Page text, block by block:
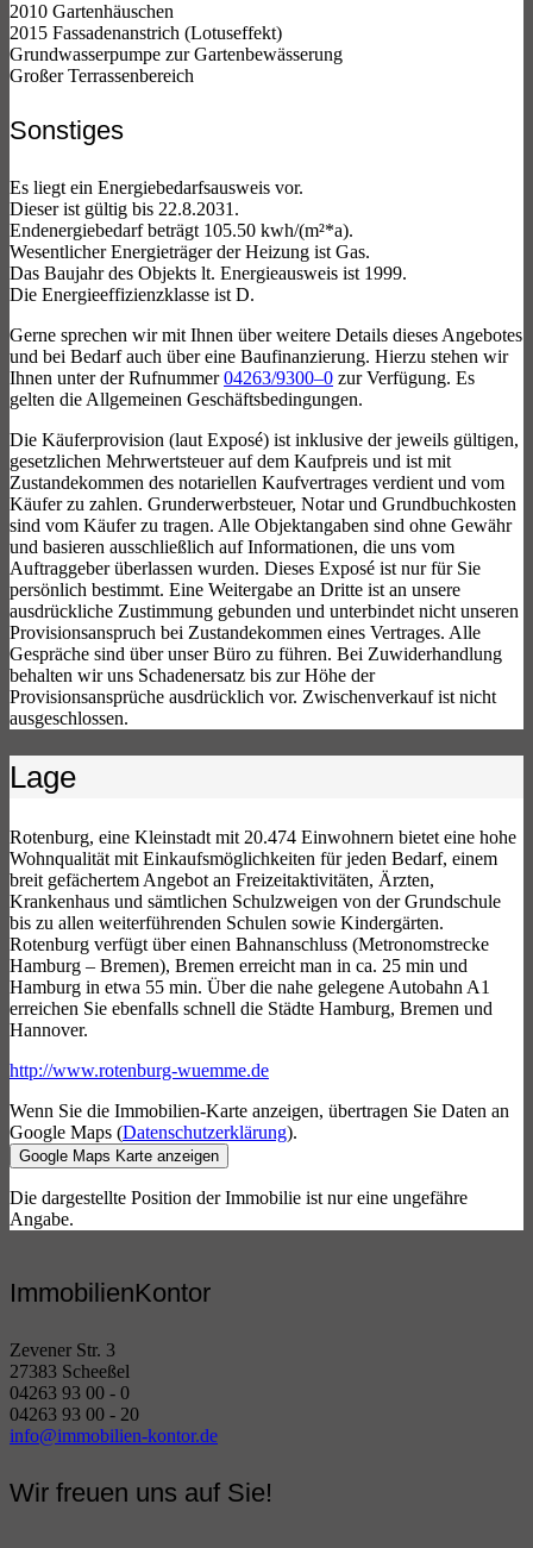
2010 Gartenhäuschen
2015 Fassadenanstrich (Lotuseffekt)
Grundwasserpumpe zur Gartenbewässerung
Großer Terrassenbereich
Sonstiges
Es liegt ein Energiebedarfsausweis vor.
Dieser ist gültig bis 22.8.2031.
Endenergiebedarf beträgt 105.50 kwh/(m²*a).
Wesentlicher Energieträger der Heizung ist Gas.
Das Baujahr des Objekts lt. Energieausweis ist 1999.
Die Energieeffizienzklasse ist D.
Gerne sprechen wir mit Ihnen über weitere Details dieses Angebotes
und bei Bedarf auch über eine Baufinanzierung. Hierzu stehen wir
Ihnen unter der Rufnummer04263/9300–0 zur Verfügung. Es
gelten die Allgemeinen Geschäftsbedingungen.
Die Käuferprovision (laut Exposé) ist inklusive der jeweils gültigen,
gesetzlichen Mehrwertsteuer auf dem Kaufpreis und ist mit
Zustandekommen des notariellen Kaufvertrages verdient und vom
Käufer zu zahlen. Grunderwerbsteuer, Notar und Grundbuchkosten
sind vom Käufer zu tragen. Alle Objektangaben sind ohne Gewähr
und basieren ausschließlich auf Informationen, die uns vom
Auftraggeber überlassen wurden. Dieses Exposé ist nur für Sie
persönlich bestimmt. Eine Weitergabe an Dritte ist an unsere
ausdrückliche Zustimmung gebunden und unterbindet nicht unseren
Provisionsanspruch bei Zustandekommen eines Vertrages. Alle
Gespräche sind über unser Büro zu führen. Bei Zuwiderhandlung
behalten wir uns Schadenersatz bis zur Höhe der
Provisionsansprüche ausdrücklich vor. Zwischenverkauf ist nicht
ausgeschlossen.
Lage
Rotenburg, eine Kleinstadt mit 20.474 Einwohnern bietet eine hohe
Wohnqualität mit Einkaufsmöglichkeiten für jeden Bedarf, einem
breit gefächertem Angebot an Freizeitaktivitäten, Ärzten,
Krankenhaus und sämtlichen Schulzweigen von der Grundschule
bis zu allen weiterführenden Schulen sowie Kindergärten.
Rotenburg verfügt über einen Bahnanschluss (Metronomstrecke
Hamburg – Bremen), Bremen erreicht man in ca. 25 min und
Hamburg in etwa 55 min. Über die nahe gelegene Autobahn A1
erreichen Sie ebenfalls schnell die Städte Hamburg, Bremen und
Hannover.
http://www.rotenburg-wuemme.de
Wenn Sie die Immobilien-Karte anzeigen, übertragen Sie Daten an
Google Maps (Datenschutzerklärung).
Google Maps Karte anzeigen
Die dargestellte Position der Immobilie ist nur eine ungefähre
Angabe.
ImmobilienKontor
Zevener Str. 3
27383 Scheeßel
04263 93 00 - 0
04263 93 00 - 20
info@immobilien-kontor.de
Wir freuen uns auf Sie!